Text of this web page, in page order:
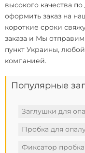
высокого качества
оформить заказ на
короткие сроки
заказа и Мы
пункт Украины,
компанией.
Популярные
Заглушки для
Пробка для
Фиксатор